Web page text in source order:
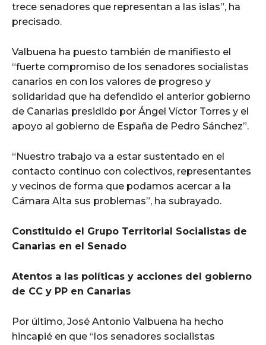
trece senadores que representan a las islas”, ha
precisado.
Valbuena ha puesto también de manifiesto el
“fuerte compromiso de los senadores socialistas
canarios en con los valores de progreso y
solidaridad que ha defendido el anterior gobierno
de Canarias presidido por Ángel Víctor Torres y el
apoyo al gobierno de España de Pedro Sánchez”.
“Nuestro trabajo va a estar sustentado en el
contacto continuo con colectivos, representantes
y vecinos de forma que podamos acercar a la
Cámara Alta sus problemas”, ha subrayado.
Constituido el Grupo Territorial Socialistas de
Canarias en el Senado
Atentos a las políticas y acciones del gobierno
de CC y PP en Canarias
Por último, José Antonio Valbuena ha hecho
hincapié en que “los senadores socialistas